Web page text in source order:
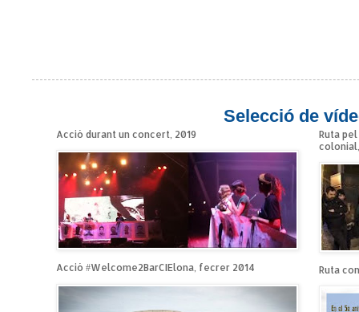
Selecció de
Acció durant un concert, 2019
Acció #Welcome2BarCIElona, fecrer 2014
Ruta
Ruta